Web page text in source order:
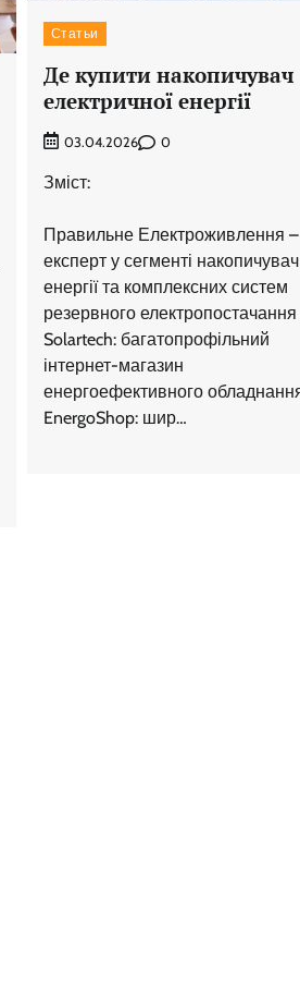
Статьи
Де купити накопичувач
електричної енергії
03.04.2026 0
Зміст:
Правильне Електроживлення –
експерт у сегменті
енергії та комплексних систем
резервного електропостачання
Solartech: багатопрофільний
інтернет-магазин
енергоефективного
EnergoShop: шир…